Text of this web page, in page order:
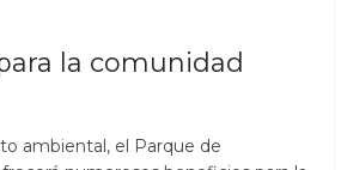
la comunidad
ambiental, el Parque de